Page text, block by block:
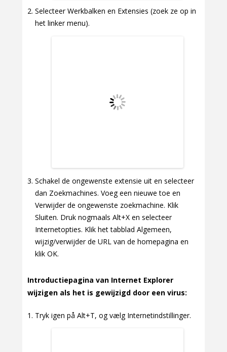
Selecteer Werkbalken en Extensies (zoek ze op in
het linker menu).
Schakel de ongewenste extensie uit en selecteer
dan Zoekmachines. Voeg een nieuwe toe en
Verwijder de ongewenste zoekmachine. Klik
Sluiten. Druk nogmaals Alt+X en selecteer
Internetopties. Klik het tabblad Algemeen,
wijzig/verwijder de URL van de homepagina en
klik OK.
Introductiepagina van Internet Explorer
wijzigen als het is gewijzigd door een virus:
Tryk igen på Alt+T, og vælg Internetindstillinger.